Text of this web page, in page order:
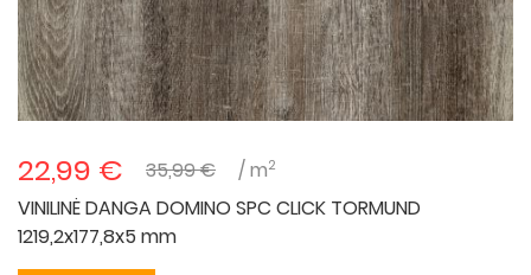
22,99 € 35,99 € / m2
VINILINĖ DANGA DOMINO SPC CLICK TORMUND
1219,2x177,8x5 mm